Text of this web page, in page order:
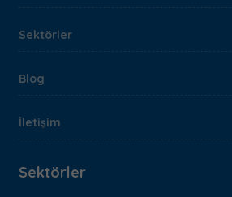
Sektörler
Blog
İletişim
Sektörler